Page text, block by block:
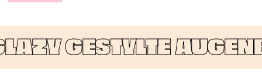
GESTYLTE